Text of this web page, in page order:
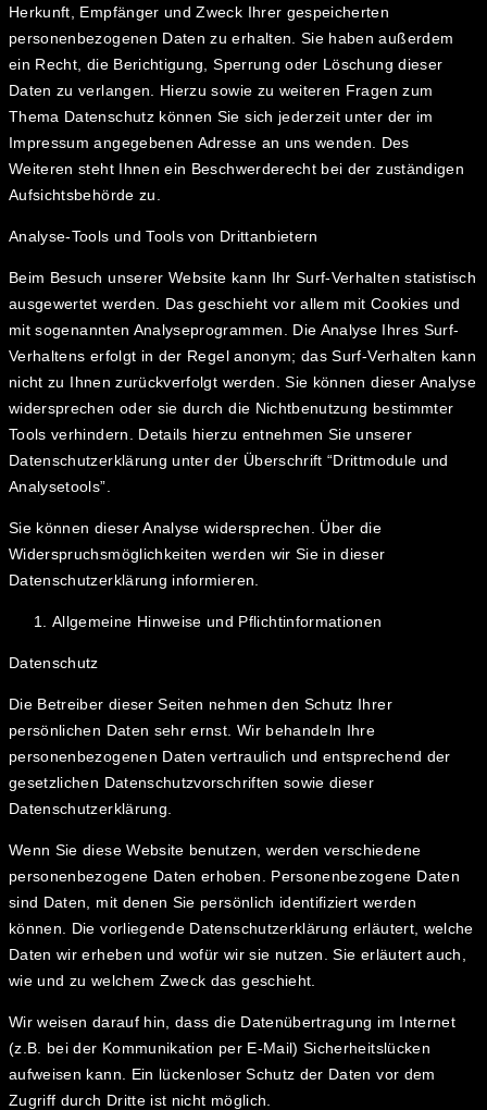
Herkunft, Empfänger und Zweck Ihrer gespeicherten
personenbezogenen Daten zu erhalten. Sie haben außerdem
ein Recht, die Berichtigung, Sperrung oder Löschung dieser
Daten zu verlangen. Hierzu sowie zu weiteren Fragen zum
Thema Datenschutz können Sie sich jederzeit unter der im
Impressum angegebenen Adresse an uns wenden. Des
Weiteren steht Ihnen ein Beschwerderecht bei der zuständigen
Aufsichtsbehörde zu.
Analyse-Tools und Tools von Drittanbietern
Beim Besuch unserer Website kann Ihr Surf-Verhalten statistisch
ausgewertet werden. Das geschieht vor allem mit Cookies und
mit sogenannten Analyseprogrammen. Die Analyse Ihres Surf-
Verhaltens erfolgt in der Regel anonym; das Surf-Verhalten kann
nicht zu Ihnen zurückverfolgt werden. Sie können dieser Analyse
widersprechen oder sie durch die Nichtbenutzung bestimmter
Tools verhindern. Details hierzu entnehmen Sie unserer
Datenschutzerklärung unter der Überschrift “Drittmodule und
Analysetools”.
Sie können dieser Analyse widersprechen. Über die
Widerspruchsmöglichkeiten werden wir Sie in dieser
Datenschutzerklärung informieren.
Allgemeine Hinweise und Pflichtinformationen
Datenschutz
Die Betreiber dieser Seiten nehmen den Schutz Ihrer
persönlichen Daten sehr ernst. Wir behandeln Ihre
personenbezogenen Daten vertraulich und entsprechend der
gesetzlichen Datenschutzvorschriften sowie dieser
Datenschutzerklärung.
Wenn Sie diese Website benutzen, werden verschiedene
personenbezogene Daten erhoben. Personenbezogene Daten
sind Daten, mit denen Sie persönlich identifiziert werden
können. Die vorliegende Datenschutzerklärung erläutert, welche
Daten wir erheben und wofür wir sie nutzen. Sie erläutert auch,
wie und zu welchem Zweck das geschieht.
Wir weisen darauf hin, dass die Datenübertragung im Internet
(z.B. bei der Kommunikation per E-Mail) Sicherheitslücken
aufweisen kann. Ein lückenloser Schutz der Daten vor dem
Zugriff durch Dritte ist nicht möglich.